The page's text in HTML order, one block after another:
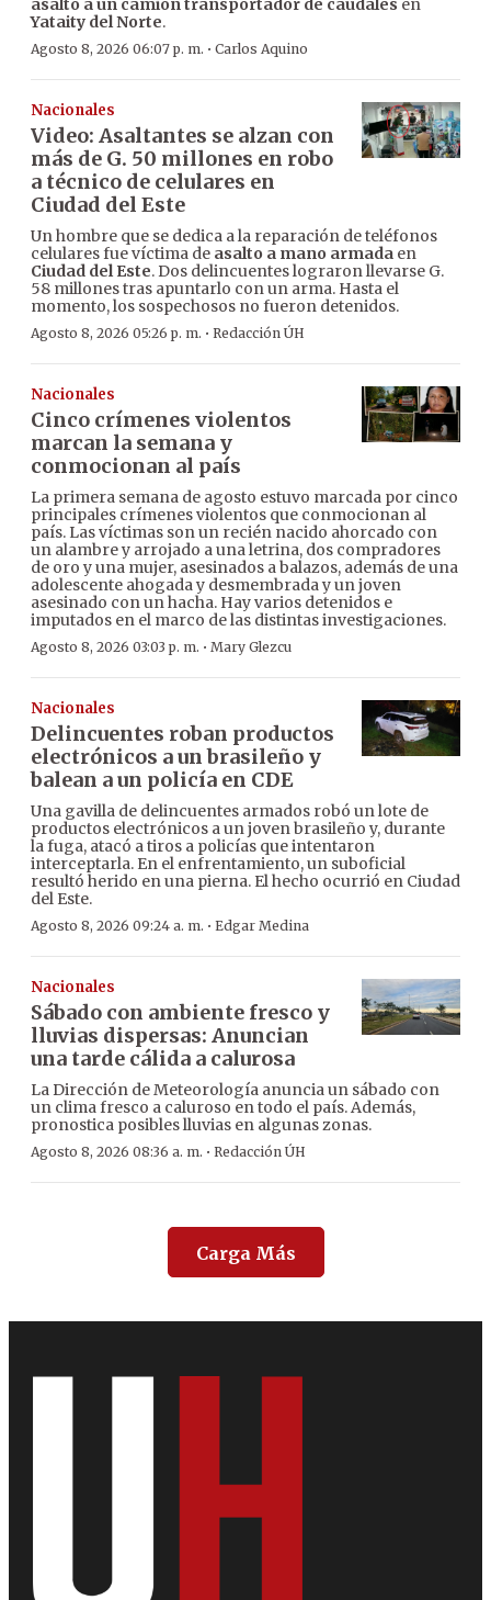
asalto a un camión transportador de caudales en
Yataity del Norte.
Agosto 8, 2026 06:07 p. m. · Carlos Aquino
Nacionales
Video: Asaltantes se alzan con
más de G. 50 millones en robo
a técnico de celulares en
Ciudad del Este
Un hombre que se dedica a la reparación de teléfonos
celulares fue víctima de asalto a mano armada en
Ciudad del Este. Dos delincuentes lograron llevarse G.
58 millones tras apuntarlo con un arma. Hasta el
momento, los sospechosos no fueron detenidos.
Agosto 8, 2026 05:26 p. m. · Redacción ÚH
Nacionales
Cinco crímenes violentos
marcan la semana y
conmocionan al país
La primera semana de agosto estuvo marcada por cinco
principales crímenes violentos que conmocionan al
país. Las víctimas son un recién nacido ahorcado con
un alambre y arrojado a una letrina, dos compradores
de oro y una mujer, asesinados a balazos, además de una
adolescente ahogada y desmembrada y un joven
asesinado con un hacha. Hay varios detenidos e
imputados en el marco de las distintas investigaciones.
Agosto 8, 2026 03:03 p. m. · Mary Glezcu
Nacionales
Delincuentes roban productos
electrónicos a un brasileño y
balean a un policía en CDE
Una gavilla de delincuentes armados robó un lote de
productos electrónicos a un joven brasileño y, durante
la fuga, atacó a tiros a policías que intentaron
interceptarla. En el enfrentamiento, un suboficial
resultó herido en una pierna. El hecho ocurrió en Ciudad
del Este.
Agosto 8, 2026 09:24 a. m. · Edgar Medina
Nacionales
Sábado con ambiente fresco y
lluvias dispersas: Anuncian
una tarde cálida a calurosa
La Dirección de Meteorología anuncia un sábado con
un clima fresco a caluroso en todo el país. Además,
pronostica posibles lluvias en algunas zonas.
Agosto 8, 2026 08:36 a. m. · Redacción ÚH
Carga Más